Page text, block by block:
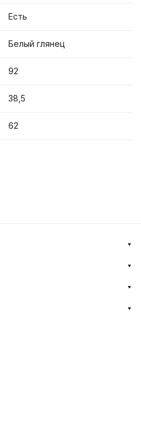
Есть
Белый глянец
92
38,5
62